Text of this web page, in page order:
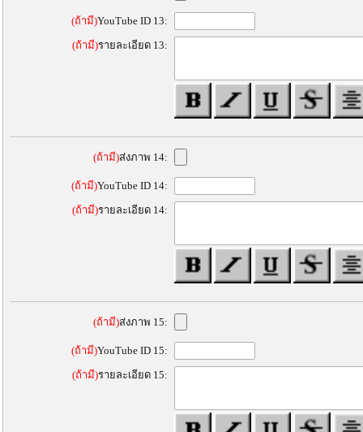
(ถ้ามี)YouTube ID 13:
(ถ้ามี)รายละเอียด 13:
(ถ้ามี)ส่งภาพ 14:
(ถ้ามี)YouTube ID 14:
(ถ้ามี)รายละเอียด 14:
(ถ้ามี)ส่งภาพ 15:
(ถ้ามี)YouTube ID 15:
(ถ้ามี)รายละเอียด 15: